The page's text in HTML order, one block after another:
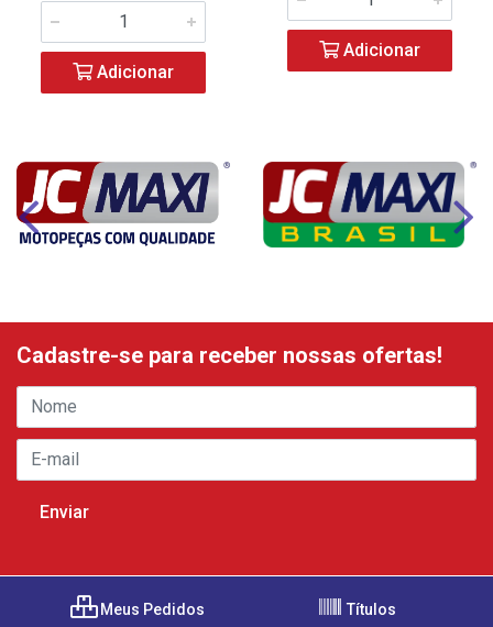
Adicionar
Adicionar
Cadastre-se para receber nossas ofertas!
Meus Pedidos Títulos